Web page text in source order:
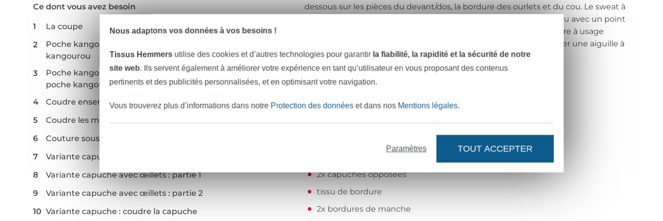
Ce dont vous avez besoin
La coupe
Poche kangourou (en option) : poche
kangourou
Poche kangourou (en option) : coudre la
poche kangourou
Coudre ensemble le devant et le dos
Coudre les manches
Couture sous les bras et côtés
Variante capuche : préparer la capuche
Variante capuche avec œillets : partie 1
Variante capuche avec œillets : partie 2
Variante capuche : coudre la capuche
dessous sur les pièces du devant/dos, la bordure des ourlets et du cou. Le sweat à
capuche peut être cousu avec un point de surjet/recouvrement ou avec un point
zigzag (par ex. 2,5/2,5) avec une double aiguille de machine à coudre à usage
domestique. Pour les tissus en jersey, il faut impérativement utiliser une aiguille à
coudre pour jersey.
La coupe :
tissu principal
1x tissu au pli, devant
2x capuches opposées
tissu de bordure
2x bordures de manche
Nous adaptons vos données à vos besoins !
Tissus Hemmers utilise des cookies et d’autres technologies pour garantir la fiabilité, la rapidité et la sécurité de notre
site web. Ils servent également à améliorer votre expérience en tant qu’utilisateur en vous proposant des contenus
pertinents et des publicités personnalisées, et en optimisant votre navigation.
Vous trouverez plus d’informations dans notre Protection des donnéeset dans nos Mentions légales.
Paramètres TOUT ACCEPTER